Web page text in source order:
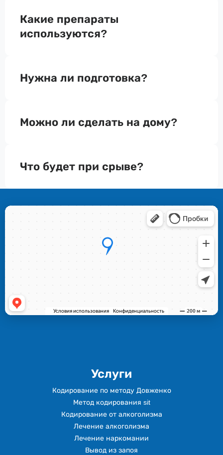
Какие препараты
используются?
Нужна ли подготовка?
Можно ли сделать на дому?
Что будет при срыве?
Услуги
Кодирование по методу Довженко
Метод кодирования sit
Кодирование от алкоголизма
Лечение алкоголизма
Лечение наркомании
Вывод из запоя